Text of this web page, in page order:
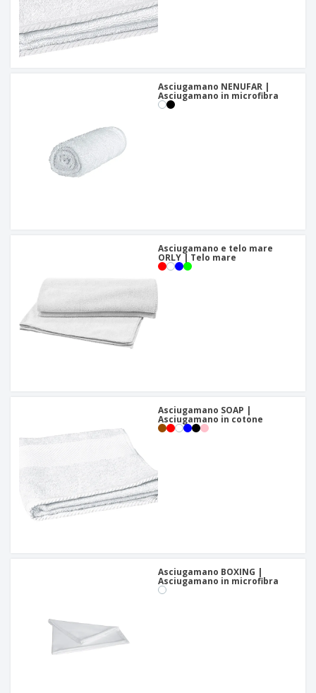
Asciugamano NENUFAR |
Asciugamano in microfibra
Asciugamano e telo mare
ORLY | Telo mare
Asciugamano SOAP |
Asciugamano in cotone
Asciugamano BOXING |
Asciugamano in microfibra